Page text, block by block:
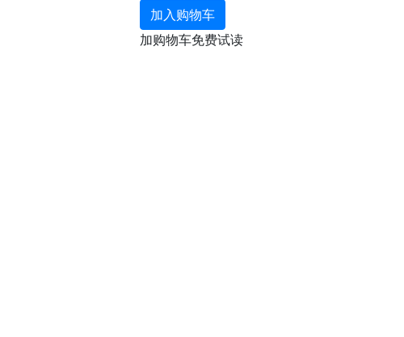
加入购物车
加购物车免费试读